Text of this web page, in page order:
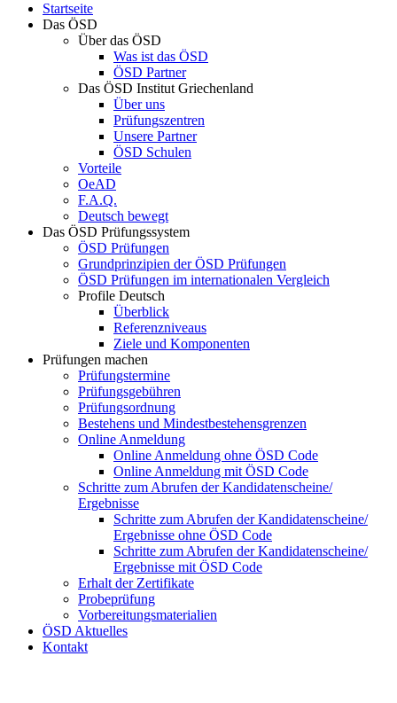
Startseite
Das ÖSD
Über das ÖSD
Was ist das ÖSD
ÖSD Partner
Das ÖSD Institut Griechenland
Über uns
Prüfungszentren
Unsere Partner
ÖSD Schulen
Vorteile
OeAD
F.A.Q.
Deutsch bewegt
Das ÖSD Prüfungssystem
ÖSD Prüfungen
Grundprinzipien der ÖSD Prüfungen
ÖSD Prüfungen im internationalen Vergleich
Profile Deutsch
Überblick
Referenzniveaus
Ziele und Komponenten
Prüfungen machen
Prüfungstermine
Prüfungsgebühren
Prüfungsordnung
Bestehens und Mindestbestehensgrenzen
Online Anmeldung
Online Anmeldung ohne ÖSD Code
Online Anmeldung mit ÖSD Code
Schritte zum Abrufen der Kandidatenscheine/
Ergebnisse
Schritte zum Abrufen der Kandidatenscheine/
Ergebnisse ohne ÖSD Code
Schritte zum Abrufen der Kandidatenscheine/
Ergebnisse mit ÖSD Code
Erhalt der Zertifikate
Probeprüfung
Vorbereitungsmaterialien
ÖSD Aktuelles
Kontakt